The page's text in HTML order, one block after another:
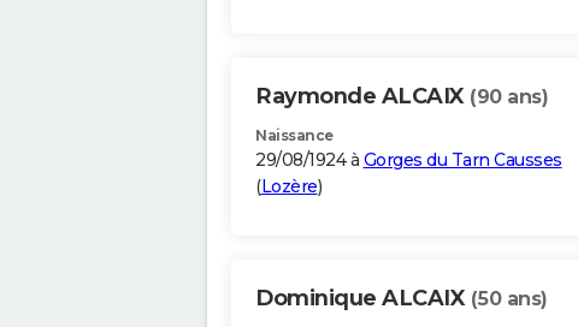
Raymonde ALCAIX (90 ans)
Naissance
29/08/1924 à Gorges du Tarn Causses
(Lozère)
Dominique ALCAIX (50 ans)